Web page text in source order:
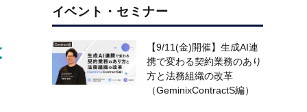
イベント・セミナー
【9/11(金)開催】生成AI連
携で変わる契約業務のあり
方と法務組織の改革
（GeminixContractS編）